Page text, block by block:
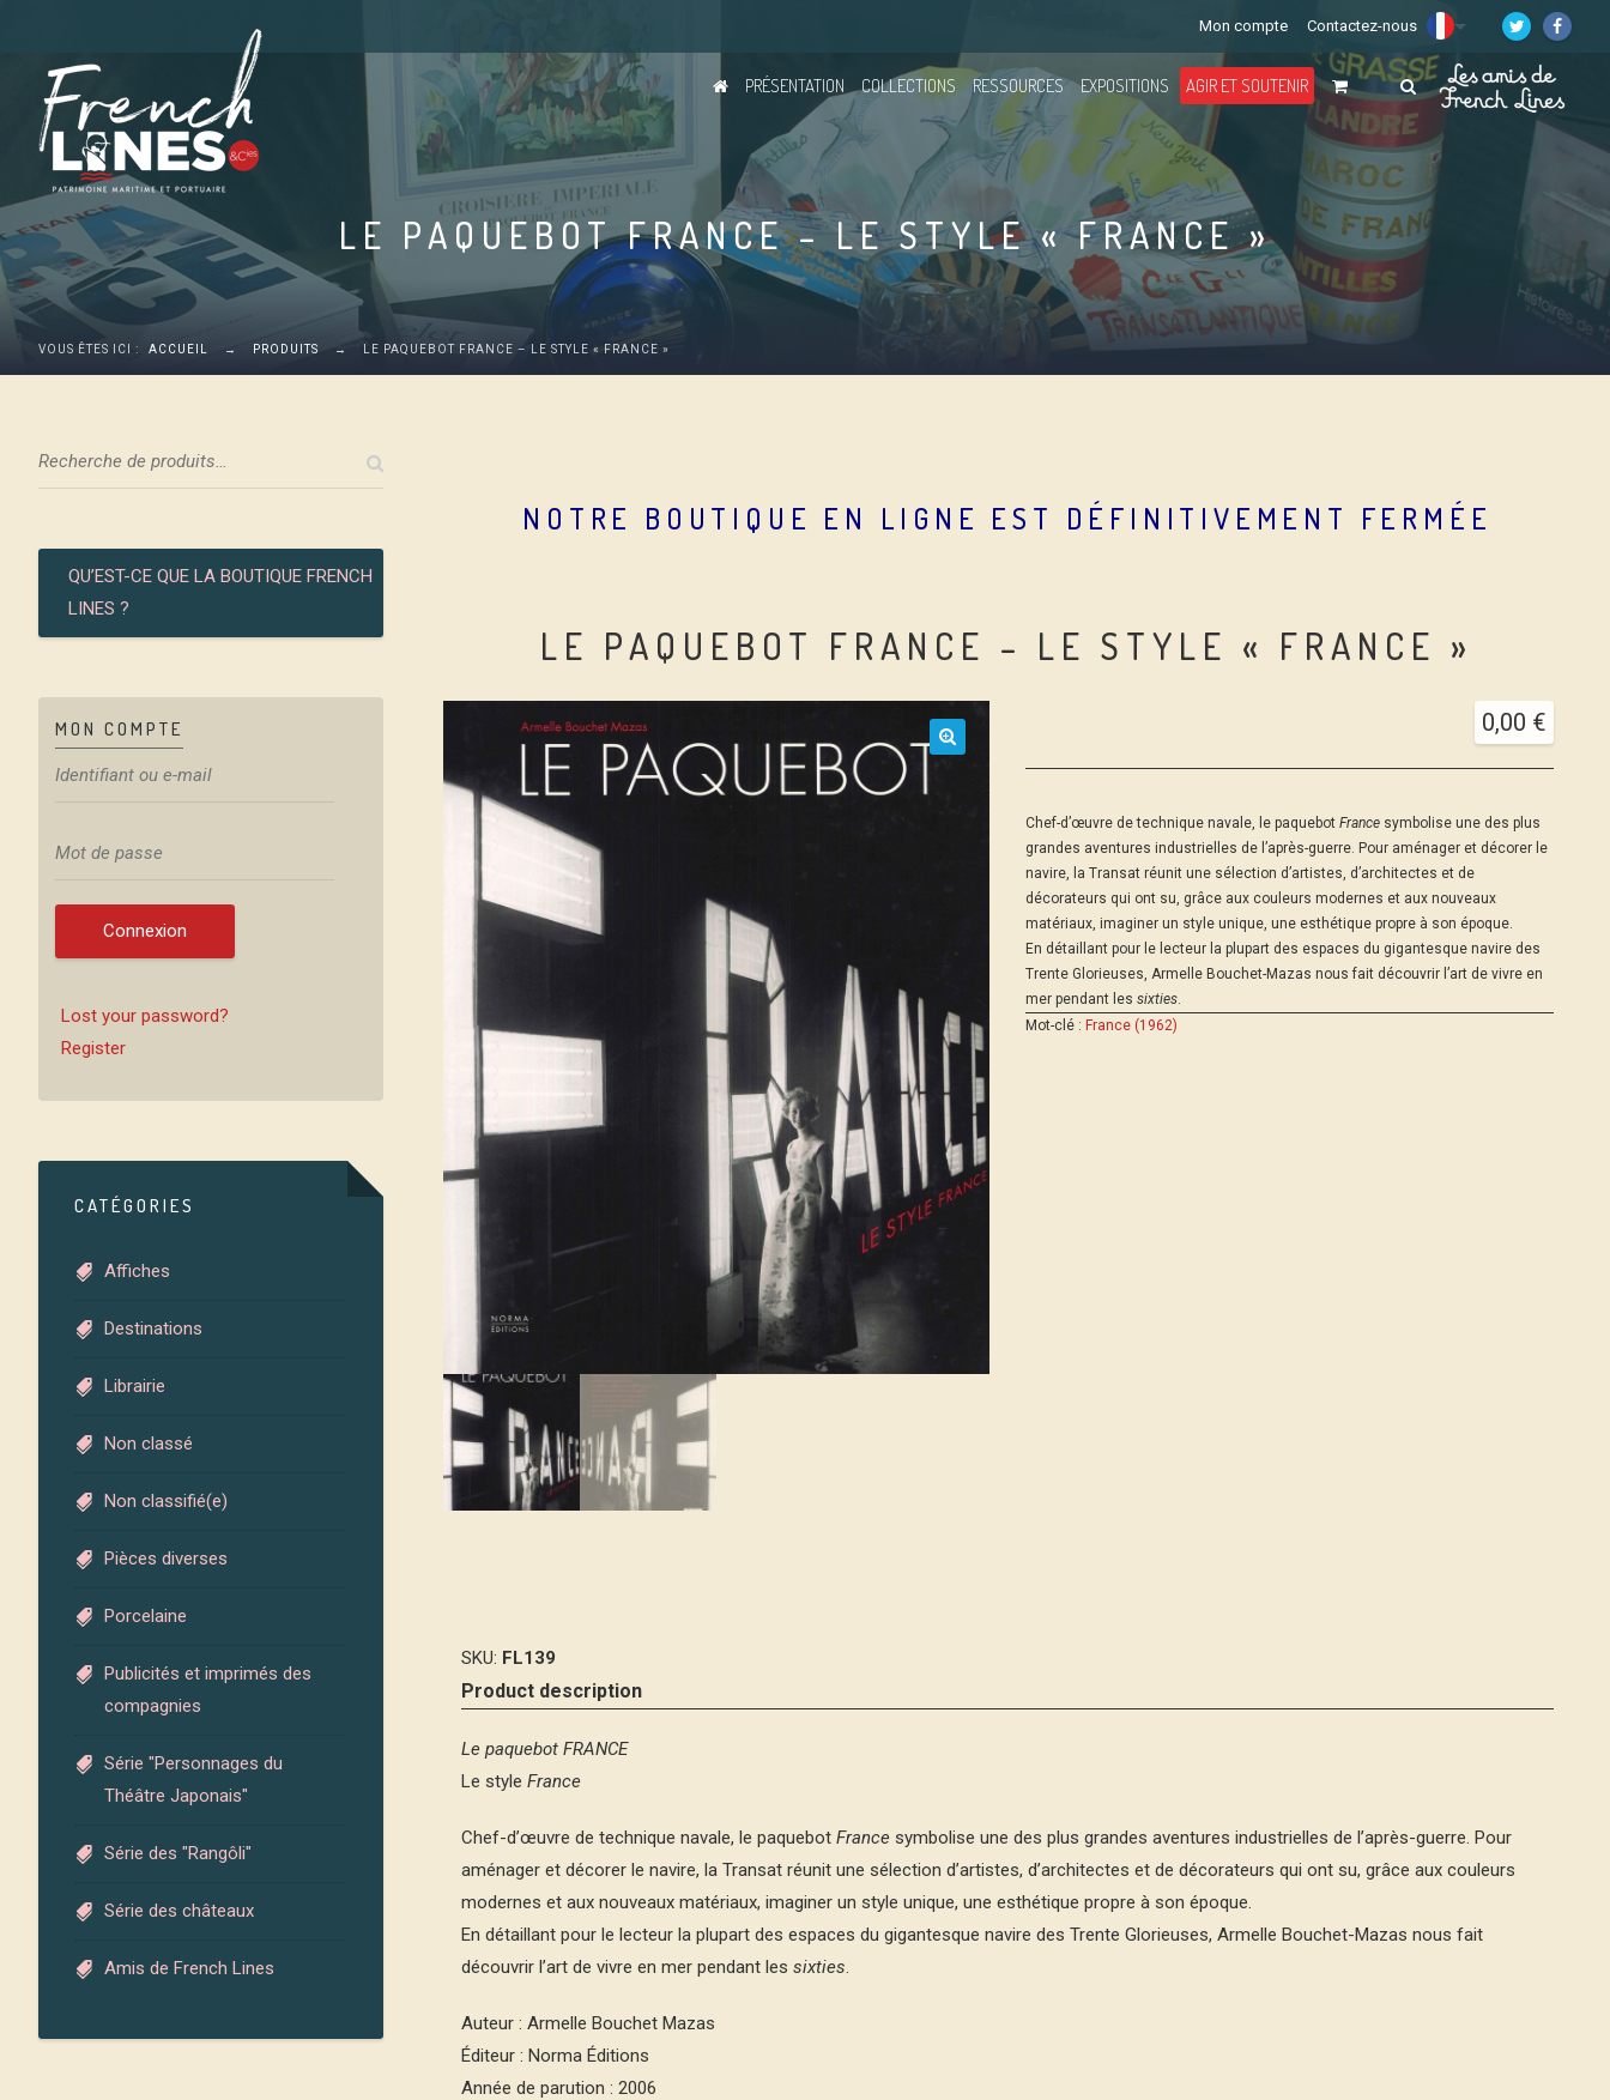
Mon compte Contactez-nous
PRÉSENTATION COLLECTIONS RESSOURCES EXPOSITIONS AGIR ET SOUTENIR
LE PAQUEBOT FRANCE – LE STYLE « FRANCE »
VOUS ÊTES ICI : ACCUEIL → PRODUITS → LE PAQUEBOT FRANCE – LE STYLE « FRANCE »
NOTRE BOUTIQUE EN LIGNE EST DÉFINITIVEMENT FERMÉE
LE PAQUEBOT FRANCE – LE STYLE « FRANCE »
0,00 €
Chef-d’œuvre de technique navale, le paquebot Francesymbolise une des plus
grandes aventures industrielles de l’après-guerre. Pour aménager et décorer le
navire, la Transat réunit une sélection d’artistes, d’architectes et de
décorateurs qui ont su, grâce aux couleurs modernes et aux nouveaux
matériaux, imaginer un style unique, une esthétique propre à son époque.
En détaillant pour le lecteur la plupart des espaces du gigantesque navire des
Trente Glorieuses, Armelle Bouchet-Mazas nous fait découvrir l’art de vivre en
mer pendant les sixties.
Mot-clé : France (1962)
SKU: FL139
Product description
Le paquebot FRANCE
Le style France
Chef-d’œuvre de technique navale, le paquebot Francesymbolise une des plus grandes aventures industrielles de l’après-guerre. Pour
aménager et décorer le navire, la Transat réunit une sélection d’artistes, d’architectes et de décorateurs qui ont su, grâce aux couleurs
modernes et aux nouveaux matériaux, imaginer un style unique, une esthétique propre à son époque.
En détaillant pour le lecteur la plupart des espaces du gigantesque navire des Trente Glorieuses, Armelle Bouchet-Mazas nous fait
découvrir l’art de vivre en mer pendant les sixties
Auteur : Armelle Bouchet Mazas
Éditeur : Norma Éditions
Année de parution : 2006
QU’EST-CE QUE LA BOUTIQUE FRENCH
LINES ?
MON COMPTE
Connexion
Lost your password?
Register
CATÉGORIES
Affiches
Destinations
Librairie
Non classé
Non classifié(e)
Pièces diverses
Porcelaine
Publicités et imprimés des
compagnies
Série "Personnages du
Théâtre Japonais"
Série des "Rangôli"
Série des châteaux
Amis de French Lines